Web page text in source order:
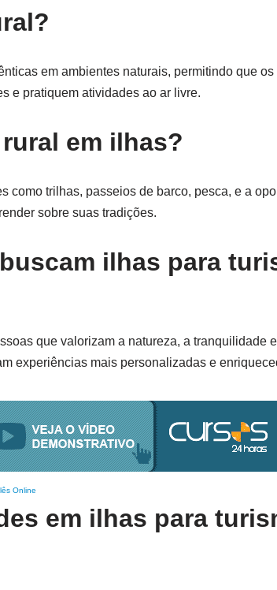
em ambientes naturais, permitindo que
e pratiquem atividades ao ar livre.
em ilhas?
como trilhas, passeios de barco, pesca, e a
sobre suas tradições.
ilhas para
que valorizam a natureza, a tranquilidade
experiências mais personalizadas e
Online
em ilhas para